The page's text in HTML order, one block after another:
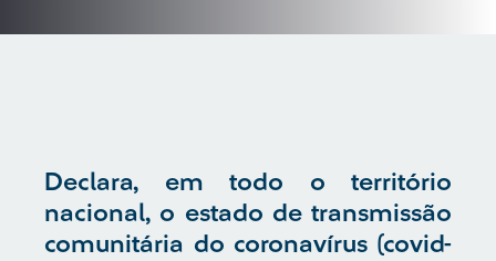
Declara, em todo o território
nacional, o estado de transmissão
comunitária do coronavírus (covid-